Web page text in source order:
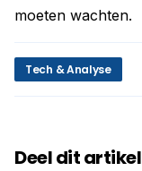
moeten wachten.
Tech & Analyse
Deel dit artikel